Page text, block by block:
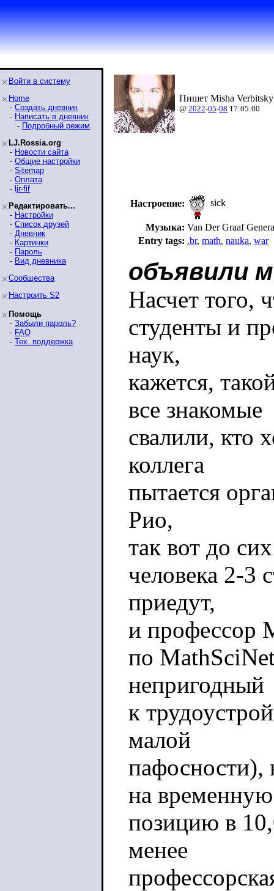
Войти в систему
Home
- Создать дневник
- Написать в дневник
- Подробный режим
LJ.Rossia.org
- Новости сайта
- Общие настройки
- Sitemap
- Оплата
- ljr-fif
Редактировать...
- Настройки
- Список друзей
- Дневник
- Картинки
- Пароль
- Вид дневника
Сообщества
Настроить S2
Помощь
- Забыли пароль?
- FAQ
- Тех. поддержка
Пишет Misha
@ 2022-05-08 17:05:00
Настроение: sick
Музыка: Van Der Graaf
Entry tags: .br, math, nauka, war
объявили
Насчет того,
студенты и
наук,
кажется,
все знакомые
свалили, кто
коллега
пытается
Рио,
так вот до
человека 2-3
приедут,
и профессор
по
непригодный
к
малой
пафосности),
на временную
позицию в
менее